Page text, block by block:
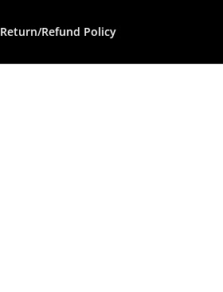
Return/Refund Policy